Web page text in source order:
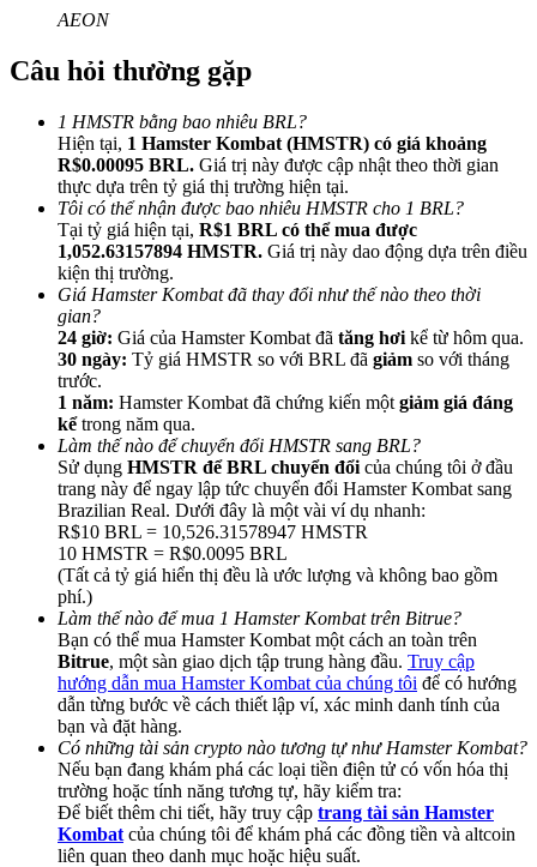
Lên đến 65% hoa hồng!
Giới thiệu
Mời một người bạn để nhận phần thưởng tiền mặt
Deposit CASHCAT & Win
Deposit CASHCAT & Win
Share 500000 CASHCAT prize pool
Exclusive for BitMart Users
Register & Trade to Win 500,000 USDT
AEON
Câu hỏi thường gặp
1 HMSTR bằng bao nhiêu BRL?
Hiện tại, 1 Hamster Kombat (HMSTR) có giá khoảng
R$0.00095 BRL. Giá trị này được cập nhật theo thời gian
thực dựa trên tỷ giá thị trường hiện tại.
Tôi có thể nhận được bao nhiêu HMSTR cho 1 BRL?
Tại tỷ giá hiện tại, R$1 BRL có thể mua được
1,052.63157894 HMSTR. Giá trị này dao động dựa trên điều
kiện thị trường.
Giá Hamster Kombat đã thay đổi như thế nào theo thời
gian?
24 giờ: Giá của Hamster Kombat đã tăng hơi kể từ hôm qua.
30 ngày: Tỷ giá HMSTR so với BRL đã giảm so với tháng
trước.
1 năm: Hamster Kombat đã chứng kiến một giảm giá đáng
kểtrong năm qua.
Làm thế nào để chuyển đổi HMSTR sang BRL?
Sử dụng HMSTR để BRL chuyển đổi của chúng tôi ở đầu
trang này để ngay lập tức chuyển đổi Hamster Kombat sang
Brazilian Real. Dưới đây là một vài ví dụ nhanh:
R$10 BRL = 10,526.31578947 HMSTR
10 HMSTR = R$0.0095 BRL
(Tất cả tỷ giá hiển thị đều là ước lượng và không bao gồm
phí.)
Làm thế nào để mua 1 Hamster Kombat trên Bitrue?
Bạn có thể mua Hamster Kombat một cách an toàn trên
Bitrue, một sàn giao dịch tập trung hàng đầu. Truy cập
hướng dẫn mua Hamster Kombat của chúng tôi để có hướng
dẫn từng bước về cách thiết lập ví, xác minh danh tính của
bạn và đặt hàng.
Có những tài sản crypto nào tương tự như Hamster Kombat?
Nếu bạn đang khám phá các loại tiền điện tử có vốn hóa thị
trường hoặc tính năng tương tự, hãy kiểm tra:
Để biết thêm chi tiết, hãy truy cập trang tài sản Hamster
Kombat của chúng tôi để khám phá các đồng tiền và altcoin
liên quan theo danh mục hoặc hiệu suất.